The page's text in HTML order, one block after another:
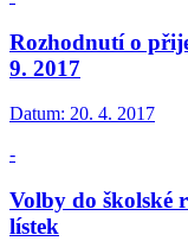
Rozhodnutí o
9. 2017
Datum: 20. 4. 2017
-
Volby do školské
lístek